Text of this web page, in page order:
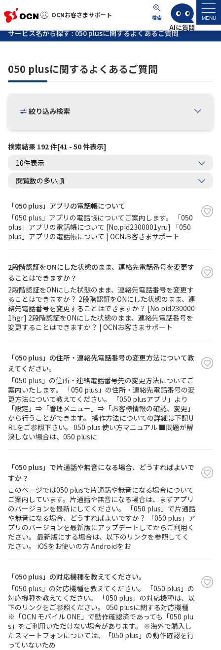
OCNお客さまサポート 検索 MENU
OCNお客さまサポート
マイページ
サポートトップ
よくあるご質問
工事・故障情報
お問い合わせ
お知らせ サポートサイトの使い方
NTTドコモビジネスのお客さ
まはこちら
工事・故障情報通知
サービス
OCN サービス一覧
サービス名から探す : 050 plusに関するよくあるご質問
050 plusに関するよくあるご質問
絞り込み検索
検索結果 192 件[41 - 50 件表示]
「050 plus」アプリの電話帳について
「050 plus」アプリの電話帳についてご案内します。 「050
plus」アプリの電話帳について [No.pid2300001yru] 「050
plus」アプリの電話帳について | OCNお客さまサポート
2段階認証をONにした状態のまま、連絡先電話番号を変更す
ることはできますか？
2段階認証をONにした状態のまま、連絡先電話番号を変更す
ることはできますか？ 2段階認証をONにした状態のまま、連
絡先電話番号を変更することはできますか？ [No.pid230000
1hgr] 2段階認証をONにした状態のまま、連絡先電話番号を
変更することはできますか？ | OCNお客さまサポート
「050 plus」の住所・連絡先電話番号の変更方法について教
えてください。
「050 plus」の住所・連絡電話番号先の変更方法についてご
案内いたします。 「050 plus」の住所・連絡先電話番号の変
更方法について教えてください。 「050 plusアプリ」より
「設定」⇒「管理メニュー」⇒「お客様情報の確認、変更」
から行うことができます。 操作方法についての詳細は下記U
RLをご参照下さい。 050 plus 使い方マニュアル ■問題が解
決しない場合は、050 plusに
「050 plus」で片通話や無音になる場合、どうすればよいで
すか？
このページでは050 plusで片通話や無音になる場合について
ご案内しています。片通話や無音になる場合は、まずアプリ
のバージョンを最新にしてください。 「050 plus」で片通話
や無音になる場合、どうすればよいですか？ 「050 plus」ア
プリのバージョンを最新版にアップデートしてからご利用く
ださい。 最新版にする場合は、以下のリンクを参照してく
ださい。 iOSをお使いの方 Androidをお
「050 plus」の対応機種を教えてください。
「050 plus」の対応機種を教えてください。 「050 plus」の
対応機種を教えてください。 「050 plus」の対応機種は、以
下のリンクをご参照ください。 050 plusに関する対応機種
※「OCN モバイル ONE」で動作確認済であっても「050 plu
s」をご利用いただけない場合があります。 ※海外で購入し
たスマートフォンについては、「050 plus」の動作確認を行
っていないため